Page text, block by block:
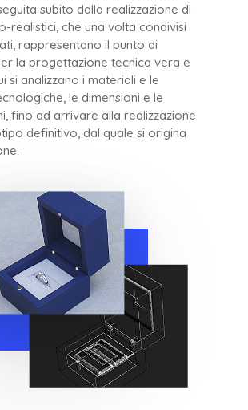
subito dalla realizzazione di
realistici, che una volta condivisi
rappresentano il punto di
la progettazione tecnica vera e
si analizzano i materiali e le
le dimensioni e le
fino ad arrivare alla realizzazione
definitivo, dal quale si origina